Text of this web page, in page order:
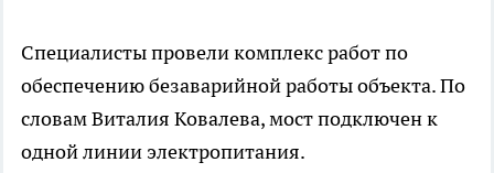
Специалисты провели комплекс работ по
обеспечению безаварийной работы объекта. По
словам Виталия Ковалева, мост подключен к
одной линии электропитания.